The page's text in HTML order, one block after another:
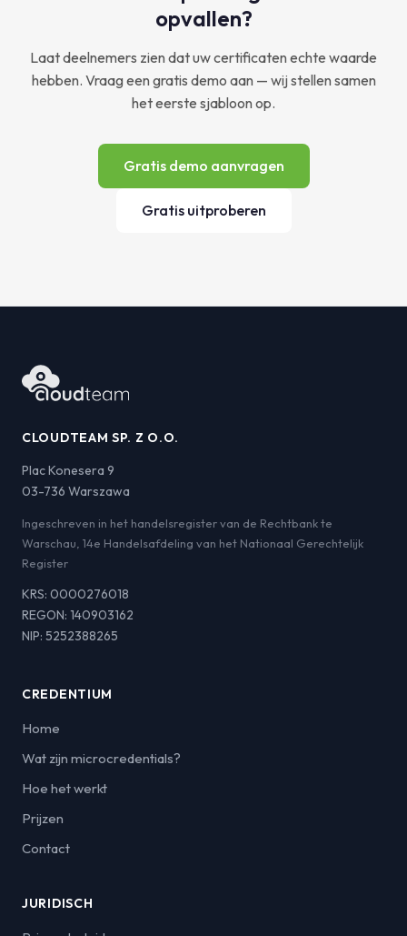
opvallen?
Laat deelnemers zien dat uw certificaten echte waarde
hebben. Vraag een gratis demo aan — wij stellen samen
het eerste sjabloon op.
Gratis demo aanvragen
Gratis uitproberen
CLOUDTEAM SP. Z O.O.
Plac Konesera 9
03-736 Warszawa
Ingeschreven in het handelsregister van de Rechtbank te
Warschau, 14e Handelsafdeling van het Nationaal Gerechtelijk
Register
KRS: 0000276018
REGON: 140903162
NIP: 5252388265
CREDENTIUM
Home
Wat zijn microcredentials?
Hoe het werkt
Prijzen
Contact
JURIDISCH